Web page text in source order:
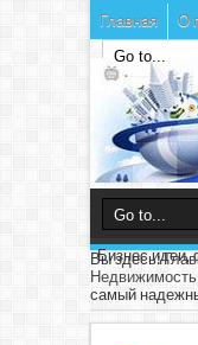
Главная О
Бизнес идеи,
Вы здесь:
Недвижимость
самый